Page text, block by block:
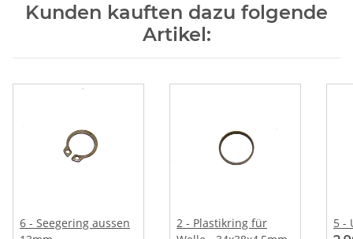
Kunden kauften dazu folgende
Artikel:
6 - Seegering aussen
2 - Plastikring für
5 -